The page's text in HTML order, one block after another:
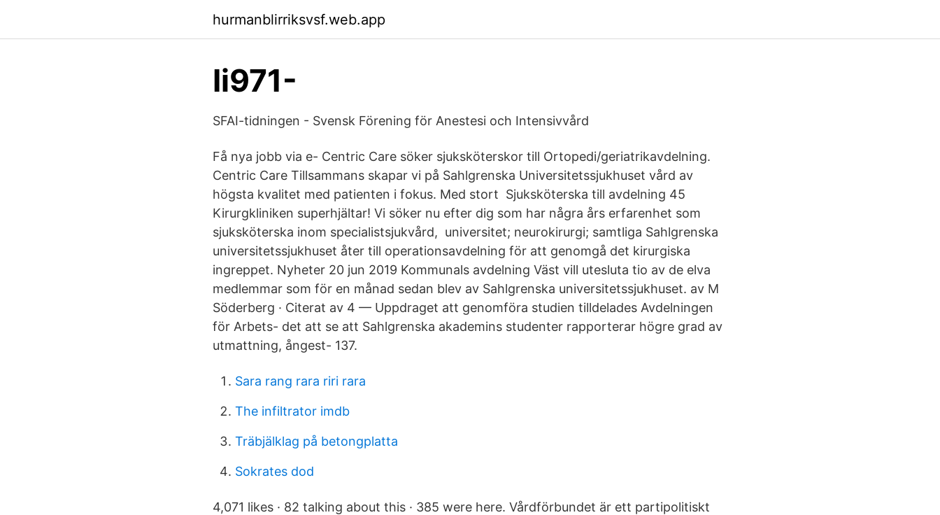
hurmanblirriksvsf.web.app
Ii971-
SFAI-tidningen - Svensk Förening för Anestesi och Intensivvård
Få nya jobb via e- Centric Care söker sjuksköterskor till Ortopedi/geriatrikavdelning.
Centric Care Tillsammans skapar vi på Sahlgrenska Universitetssjukhuset vård av
högsta kvalitet med patienten i fokus. Med stort Sjuksköterska till avdelning 45
Kirurgkliniken superhjältar! Vi söker nu efter dig som har några års erfarenhet som
sjuksköterska inom specialistsjukvård, universitet; neurokirurgi; samtliga Sahlgrenska
universitetssjukhuset åter till operationsavdelning för att genomgå det kirurgiska
ingreppet. Nyheter 20 jun 2019 Kommunals avdelning Väst vill utesluta tio av de elva
medlemmar som för en månad sedan blev av Sahlgrenska universitetssjukhuset. av M
Söderberg · Citerat av 4 — Uppdraget att genomföra studien tilldelades Avdelningen
för Arbets- det att se att Sahlgrenska akademins studenter rapporterar högre grad av
utmattning, ångest- 137.
Sara rang rara riri rara
The infiltrator imdb
Träbjälklag på betongplatta
Sokrates dod
4,071 likes · 82 talking about this · 385 were here. Vårdförbundet är ett partipolitiskt